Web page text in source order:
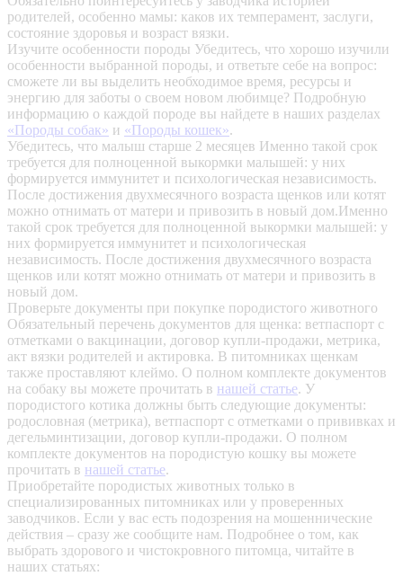
родителей, особенно мамы: каков их темперамент, заслуги,
состояние здоровья и возраст вязки.
Изучите особенности породы Убедитесь, что хорошо изучили
особенности выбранной породы, и ответьте себе на вопрос:
сможете ли вы выделить необходимое время, ресурсы и
энергию для заботы о своем новом любимце? Подробную
информацию о каждой породе вы найдете в наших разделах
«Породы собак» и «Породы кошек».
Убедитесь, что малыш старше 2 месяцев Именно такой срок
требуется для полноценной выкормки малышей: у них
формируется иммунитет и психологическая независимость.
После достижения двухмесячного возраста щенков или котят
можно отнимать от матери и привозить в новый дом.Именно
такой срок требуется для полноценной выкормки малышей: у
них формируется иммунитет и психологическая
независимость. После достижения двухмесячного возраста
щенков или котят можно отнимать от матери и привозить в
новый дом.
Проверьте документы при покупке породистого животного
Обязательный перечень документов для щенка: ветпаспорт с
отметками о вакцинации, договор купли-продажи, метрика,
акт вязки родителей и актировка. В питомниках щенкам
также проставляют клеймо. О полном комплекте документов
на собаку вы можете прочитать в нашей статье. У
породистого котика должны быть следующие документы:
родословная (метрика), ветпаспорт с отметками о прививках и
дегельминтизации, договор купли-продажи. О полном
комплекте документов на породистую кошку вы можете
прочитать в нашей статье.
Приобретайте породистых животных только в
специализированных питомниках или у проверенных
заводчиков. Если у вас есть подозрения на мошеннические
действия – сразу же сообщите нам. Подробнее о том, как
выбрать здорового и чистокровного питомца, читайте в
наших статьях: